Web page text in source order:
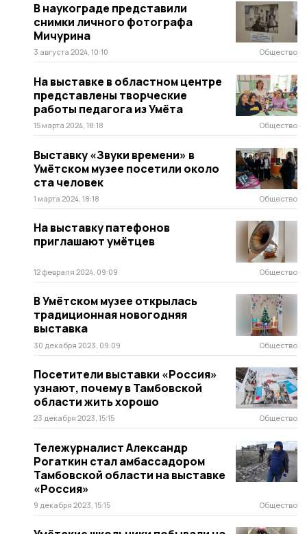
В наукограде представили
снимки личного фотографа
Мичурина
3 августа 2024, 10:10 Общество
На выставке в областном центре
представлены творческие
работы педагога из Умёта
15 марта 2024, 18:18 Общество
Выставку «Звуки времени» в
Умётском музее посетили около
ста человек
1 марта 2024, 18:18 Общество
На выставку патефонов
приглашают умётцев
12 февраля 2024, 09:09 Общество
В Умётском музее открылась
традиционная новогодняя
выставка
30 декабря 2023, 09:09 Общество
Посетители выставки «Россия»
узнают, почему в Тамбовской
области жить хорошо
23 декабря 2023, 15:15 Общество
Тележурналист Александр
Рогаткин стал амбассадором
Тамбовской области на выставке
«Россия»
9 декабря 2023, 15:15 Общество